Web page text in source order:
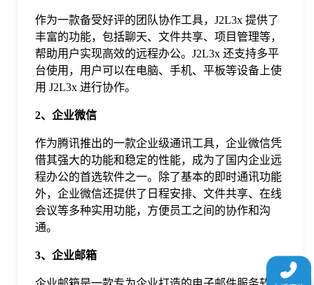
作为一款备受好评的团队协作工具，J2L3x 提供了
丰富的功能，包括聊天、文件共享、项目管理等，
帮助用户实现高效的远程办公。J2L3x 还支持多平
台使用，用户可以在电脑、手机、平板等设备上使
用 J2L3x 进行协作。
2、企业微信
作为腾讯推出的一款企业级通讯工具，企业微信凭
借其强大的功能和稳定的性能，成为了国内企业远
程办公的首选软件之一。除了基本的即时通讯功能
外，企业微信还提供了日程安排、文件共享、在线
会议等多种实用功能，方便员工之间的协作和沟
通。
3、企业邮箱